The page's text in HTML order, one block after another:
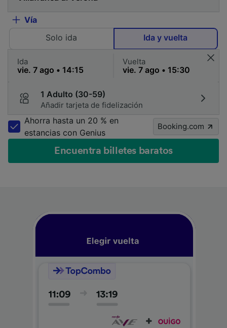
Vía
Solo ida
Ida y vuelta
Ida Vuelta
1 Adulto (30-59)
Añadir tarjeta de fidelización
Ahorra hasta un 20 % en
estancias con Genius
Booking.com
Encuentra billetes baratos